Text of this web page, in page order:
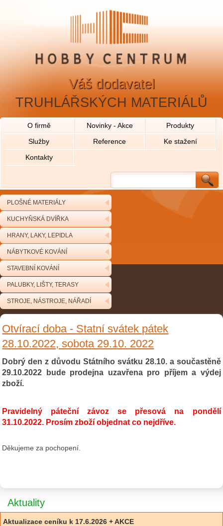
Váš dodavatel
TRUHLÁŘSKÝCH MATERIÁLŮ
O firmě Novinky - Akce
Produkty
Služby
Reference
Ke stažení
Kontakty
PLOŠNÉ MATERIÁLY
KUCHYŇSKÁ DVÍŘKA
HRANY, LAKY, LEPIDLA
NÁBYTKOVÉ KOVÁNÍ
STAVEBNÍ KOVÁNÍ
PALUBKY, LIŠTY, TERASY
STROJE, NÁSTROJE, NÁŘADÍ
Otvírací doba - Statní svátek pátek
28.10.2022, sobota 29.10. 2022
Dobrý den z důvodu Státního svátku 28.10. a součastěně
29.10.2022 bude prodejna uzavřena pro příjem a výdej
zboží.
Pravidelný páteční závoz se přesová na pondělí
31.10.2022. Prosím zboží objednat co nejdříve.
Děkujeme za pochopení.
Aktuality
Aktualizace ceníku k 17.6.2026 + AKCE